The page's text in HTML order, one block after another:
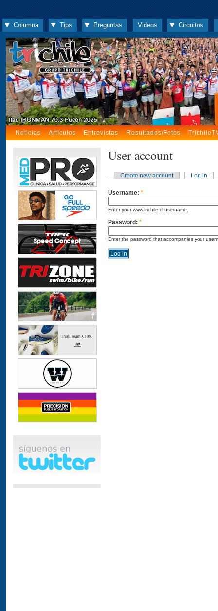
Columna Tips Preguntas Videos Circuitos
Noticias Artículos Entrevistas Resultados/Fotos
User account
Create new account Log in
Username: *
Enter your www.trichile.cl username.
Password: *
Enter the password that accompanies your